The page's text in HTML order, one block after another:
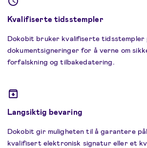
Kvalifiserte tidsstempler
Dokobit bruker kvalifiserte tidsstempler
dokumentsigneringer for å verne om
forfalskning og tilbakedatering.
Langsiktig bevaring
Dokobit gir muligheten til å garantere
kvalifisert elektronisk signatur eller et